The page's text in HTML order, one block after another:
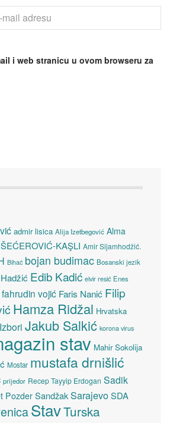
i web stranicu u ovom browseru za
admir lisica Alija Izetbegović Alma
KAŞLI Amir Sijamhodžić.
Bihać bojan budimac Bosanski jezik
Edib Kadić elvir resić Enes
fahrudin vojić Faris Nanić Filip
Hamza Ridžal Hrvatska
Izbori Jakub Salkić korona virus
stav Mahir Sokolija
Mostar mustafa drnišlić
prijedor Recep Tayyip Erdogan Sadik
Pozder SandžakSarajevoSDA
StavTurska